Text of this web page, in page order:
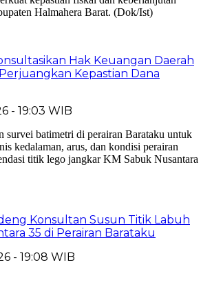
Hak Keuangan Daerah
Kepastian Dana
- 19:03 WIB
Konsultan Susun Titik Labuh
35 di Perairan Barataku
- 19:08 WIB